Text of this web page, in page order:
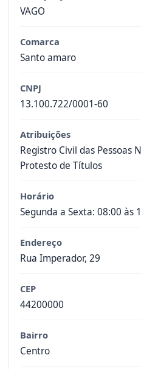
VAGO
Comarca
Santo amaro
CNPJ
13.100.722/0001-60
Atribuições
Registro Civil das Pessoas
Protesto de Títulos
Horário
Segunda a Sexta: 08:00 às
Endereço
Rua Imperador, 29
CEP
44200000
Bairro
Centro